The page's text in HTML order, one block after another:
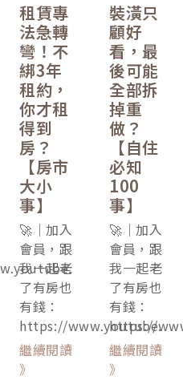
租賃專
法急轉
彎！不
綁3年
租約，
你才租
得到
房？
【房市
大小
事】
🚀｜加入
會員，跟
我一起老
了有房也
有錢：
https://www.youtube.
繼續閱讀
》
裝潢只
顧好
看，最
後可能
全部拆
掉重
做？
【自住
必知
100
事】
🚀｜加入
會員，跟
我一起老
了有房也
有錢：
https://
繼續閱讀
》